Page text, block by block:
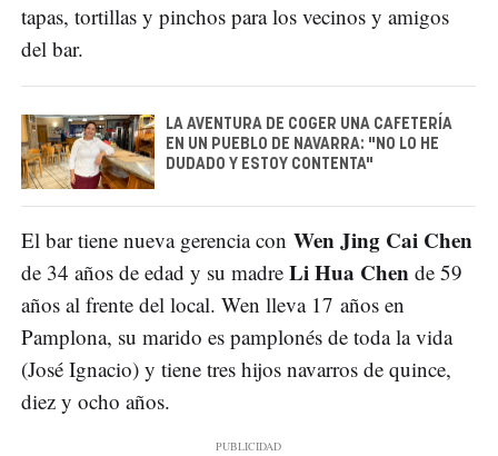
tapas, tortillas y pinchos para los vecinos y amigos
del bar.
LA AVENTURA DE COGER UNA CAFETERÍA
EN UN PUEBLO DE NAVARRA: "NO LO HE
DUDADO Y ESTOY CONTENTA"
El bar tiene nueva gerencia con Wen Jing Cai Chen
de 34 años de edad y su madre Li Hua Chen de 59
años al frente del local. Wen lleva 17 años en
Pamplona, su marido es pamplonés de toda la vida
(José Ignacio) y tiene tres hijos navarros de quince,
diez y ocho años.